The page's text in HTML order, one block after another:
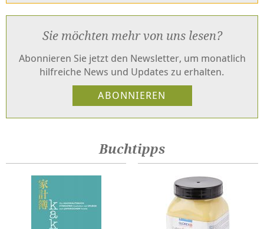
Sie möchten mehr von uns lesen?
Abonnieren Sie jetzt den Newsletter, um monatlich
hilfreiche News und Updates zu erhalten.
Buchtipps